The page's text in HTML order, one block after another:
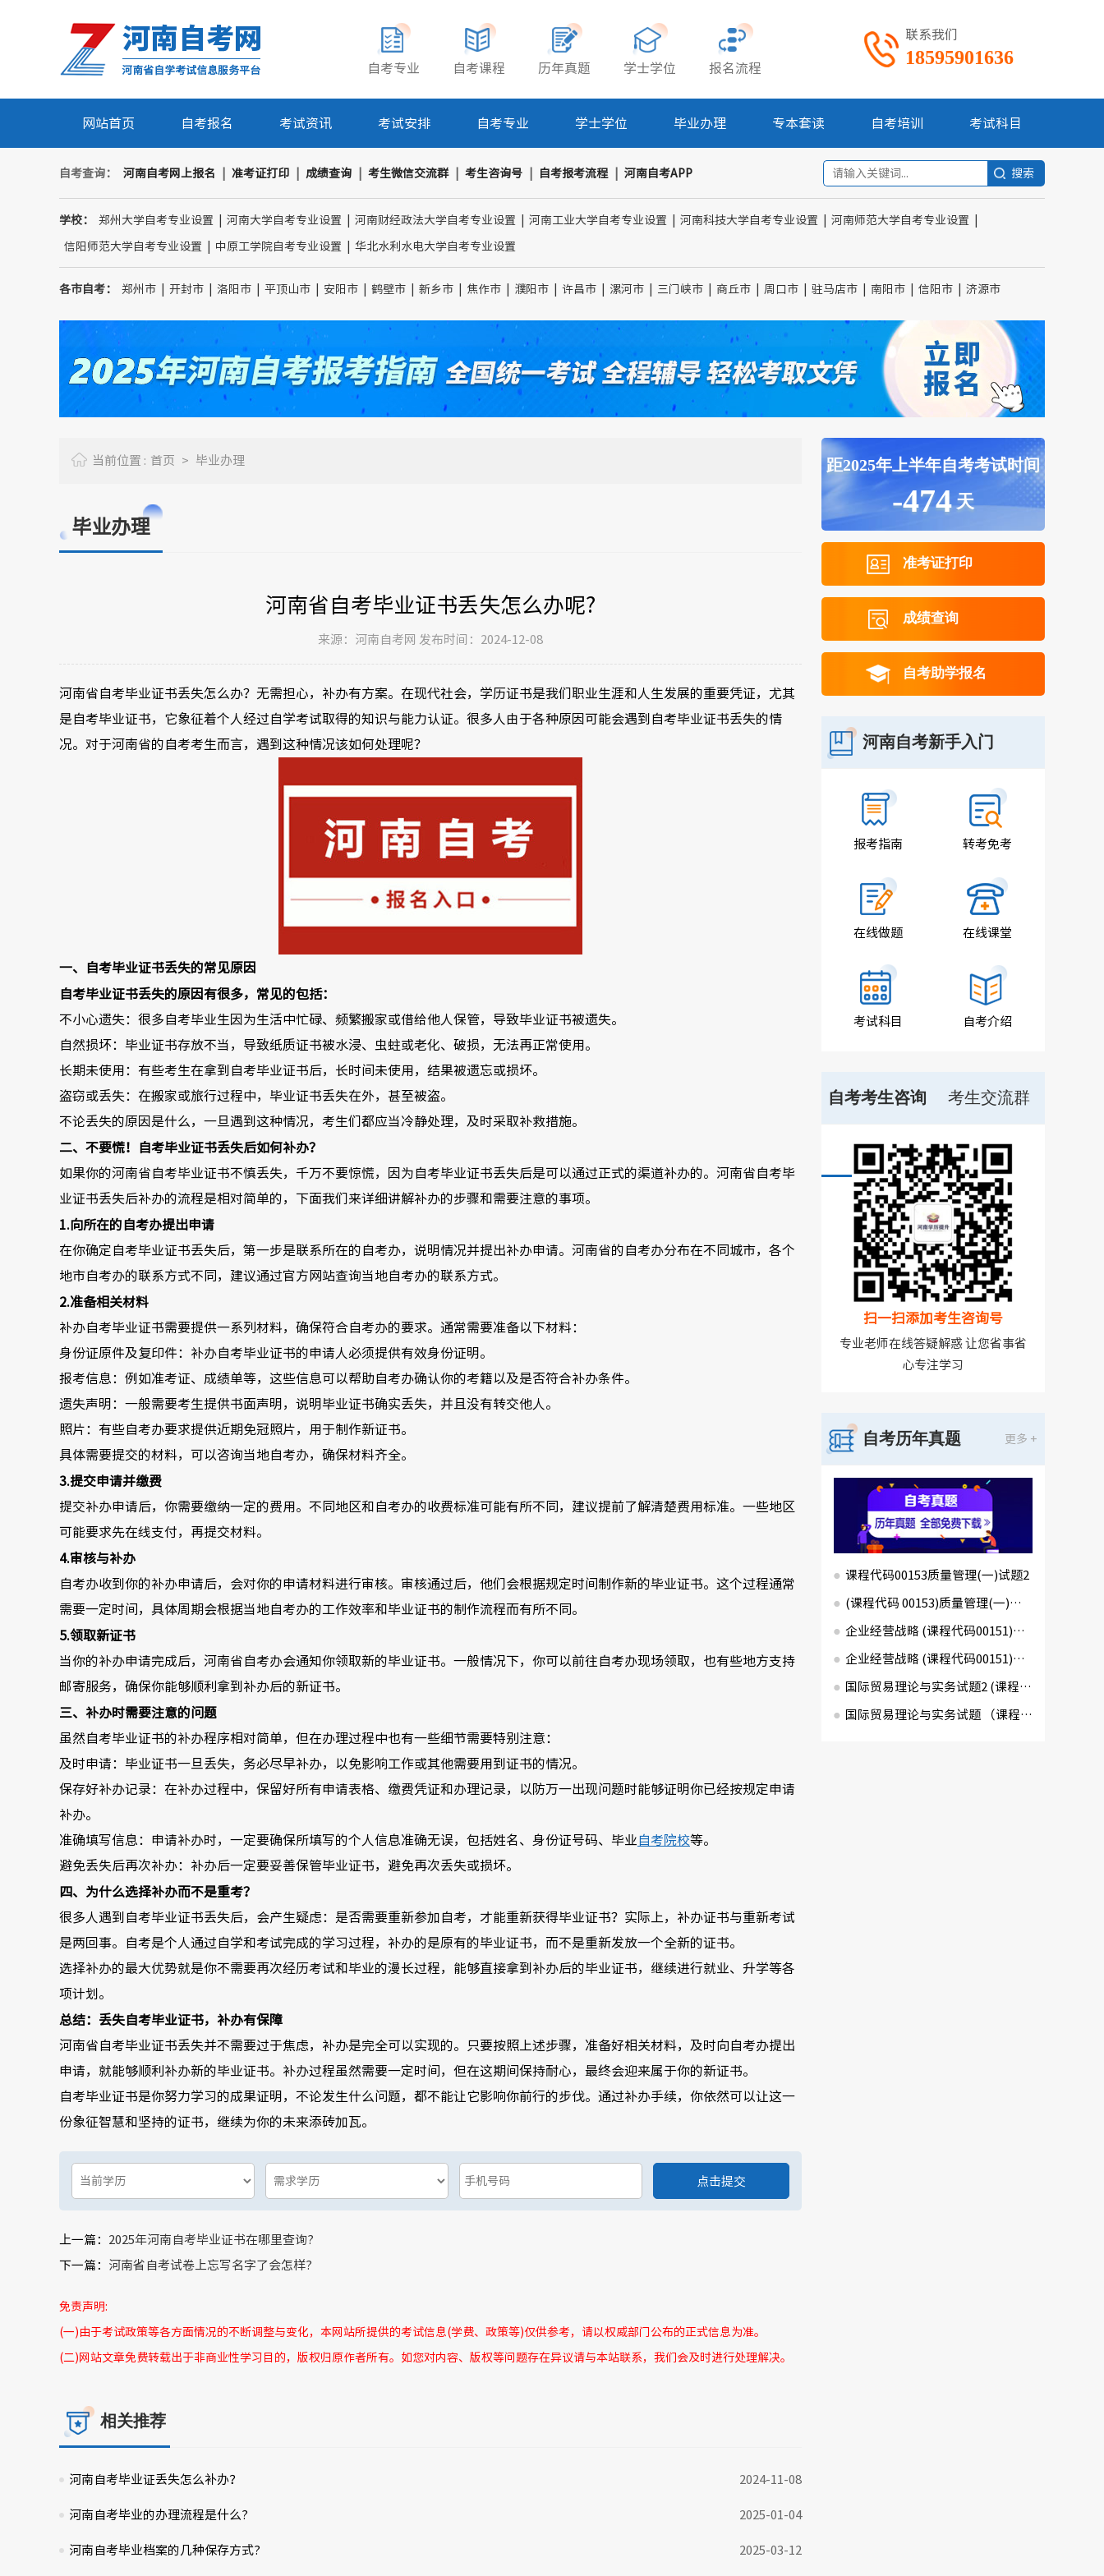
自考专业 自考课程 历年真题 学士学位 报名流程
联系我们
18595901636
网站首页 自考报名 考试资讯 考试安排 自考专业 学士学位 毕业办理 专本套读 自考培训 考试科目
自考查询： 河南自考网上报名 准考证打印 成绩查询 考生微信交流群 考生咨询号 自考报考流程 河南自考APP
学校： 郑州大学自考专业设置 河南大学自考专业设置 河南财经政法大学自考专业设置 河南工业大学自考专业设置 河南科技大学自考专业设置 河南师范大学自考专业设置
信阳师范大学自考专业设置 中原工学院自考专业设置 华北水利水电大学自考专业设置
各市自考： 郑州市 开封市 洛阳市 平顶山市 安阳市 鹤壁市 新乡市 焦作市 濮阳市 许昌市 漯河市 三门峡市 商丘市 周口市 驻马店市 南阳市 信阳市 济源市
当前位置 : 首页 > 毕业办理
毕业办理
河南省自考毕业证书丢失怎么办呢?
来源：河南自考网 发布时间：2024-12-08
河南省自考毕业证书丢失怎么办？无需担心，补办有方案。在现代社会，学历证书是我们职业生涯和人生发展的重要凭证，尤其
是自考毕业证书，它象征着个人经过自学考试取得的知识与能力认证。很多人由于各种原因可能会遇到自考毕业证书丢失的情
况。对于河南省的自考考生而言，遇到这种情况该如何处理呢？
一、自考毕业证书丢失的常见原因
自考毕业证书丢失的原因有很多，常见的包括：
不小心遗失：很多自考毕业生因为生活中忙碌、频繁搬家或借给他人保管，导致毕业证书被遗失。
自然损坏：毕业证书存放不当，导致纸质证书被水浸、虫蛀或老化、破损，无法再正常使用。
长期未使用：有些考生在拿到自考毕业证书后，长时间未使用，结果被遗忘或损坏。
盗窃或丢失：在搬家或旅行过程中，毕业证书丢失在外，甚至被盗。
不论丢失的原因是什么，一旦遇到这种情况，考生们都应当冷静处理，及时采取补救措施。
二、不要慌！自考毕业证书丢失后如何补办？
如果你的河南省自考毕业证书不慎丢失，千万不要惊慌，因为自考毕业证书丢失后是可以通过正式的渠道补办的。河南省自考毕
业证书丢失后补办的流程是相对简单的，下面我们来详细讲解补办的步骤和需要注意的事项。
1.向所在的自考办提出申请
在你确定自考毕业证书丢失后，第一步是联系所在的自考办，说明情况并提出补办申请。河南省的自考办分布在不同城市，各个
地市自考办的联系方式不同，建议通过官方网站查询当地自考办的联系方式。
2.准备相关材料
补办自考毕业证书需要提供一系列材料，确保符合自考办的要求。通常需要准备以下材料：
身份证原件及复印件：补办自考毕业证书的申请人必须提供有效身份证明。
报考信息：例如准考证、成绩单等，这些信息可以帮助自考办确认你的考籍以及是否符合补办条件。
遗失声明：一般需要考生提供书面声明，说明毕业证书确实丢失，并且没有转交他人。
照片：有些自考办要求提供近期免冠照片，用于制作新证书。
具体需要提交的材料，可以咨询当地自考办，确保材料齐全。
3.提交申请并缴费
提交补办申请后，你需要缴纳一定的费用。不同地区和自考办的收费标准可能有所不同，建议提前了解清楚费用标准。一些地区
可能要求先在线支付，再提交材料。
4.审核与补办
自考办收到你的补办申请后，会对你的申请材料进行审核。审核通过后，他们会根据规定时间制作新的毕业证书。这个过程通常
需要一定时间，具体周期会根据当地自考办的工作效率和毕业证书的制作流程而有所不同。
5.领取新证书
当你的补办申请完成后，河南省自考办会通知你领取新的毕业证书。一般情况下，你可以前往自考办现场领取，也有些地方支持
邮寄服务，确保你能够顺利拿到补办后的新证书。
三、补办时需要注意的问题
虽然自考毕业证书的补办程序相对简单，但在办理过程中也有一些细节需要特别注意：
及时申请：毕业证书一旦丢失，务必尽早补办，以免影响工作或其他需要用到证书的情况。
保存好补办记录：在补办过程中，保留好所有申请表格、缴费凭证和办理记录，以防万一出现问题时能够证明你已经按规定申请
补办。
准确填写信息：申请补办时，一定要确保所填写的个人信息准确无误，包括姓名、身份证号码、毕业自考院校等。
避免丢失后再次补办：补办后一定要妥善保管毕业证书，避免再次丢失或损坏。
四、为什么选择补办而不是重考？
很多人遇到自考毕业证书丢失后，会产生疑虑：是否需要重新参加自考，才能重新获得毕业证书？实际上，补办证书与重新考试
是两回事。自考是个人通过自学和考试完成的学习过程，补办的是原有的毕业证书，而不是重新发放一个全新的证书。
选择补办的最大优势就是你不需要再次经历考试和毕业的漫长过程，能够直接拿到补办后的毕业证书，继续进行就业、升学等各
项计划。
总结：丢失自考毕业证书，补办有保障
河南省自考毕业证书丢失并不需要过于焦虑，补办是完全可以实现的。只要按照上述步骤，准备好相关材料，及时向自考办提出
申请，就能够顺利补办新的毕业证书。补办过程虽然需要一定时间，但在这期间保持耐心，最终会迎来属于你的新证书。
自考毕业证书是你努力学习的成果证明，不论发生什么问题，都不能让它影响你前行的步伐。通过补办手续，你依然可以让这一
份象征智慧和坚持的证书，继续为你的未来添砖加瓦。
上一篇： 2025年河南自考毕业证书在哪里查询?
下一篇： 河南省自考试卷上忘写名字了会怎样?
免责声明:
(一)由于考试政策等各方面情况的不断调整与变化，本网站所提供的考试信息(学费、政策等)仅供参考，请以权威部门公布的正式信息为准。
(二)网站文章免费转载出于非商业性学习目的，版权归原作者所有。如您对内容、版权等问题存在异议请与本站联系，我们会及时进行处理解决。
相关推荐
2024-11-08
河南自考毕业证丢失怎么补办？
2025-01-04
河南自考毕业的办理流程是什么?
2025-03-12
河南自考毕业档案的几种保存方式?
距2025年上半年自考考试时间
-474 天
准考证打印
成绩查询
自考助学报名
河南自考新手入门
报考指南 转考免考
在线做题 在线课堂
考试科目 自考介绍
自考考生咨询
号
考生交流群
扫一扫添加考生咨询号
专业老师在线答疑解惑 让您省事省
心专注学习
更多 +
自考历年真题
课程代码00153质量管理(一)试题2
(课程代码 00153)质量管理(一)试题1
企业经营战略 (课程代码00151)试卷2
企业经营战略 (课程代码00151)试卷1
国际贸易理论与实务试题2 (课程代码00149)
国际贸易理论与实务试题 （课程代码00149）